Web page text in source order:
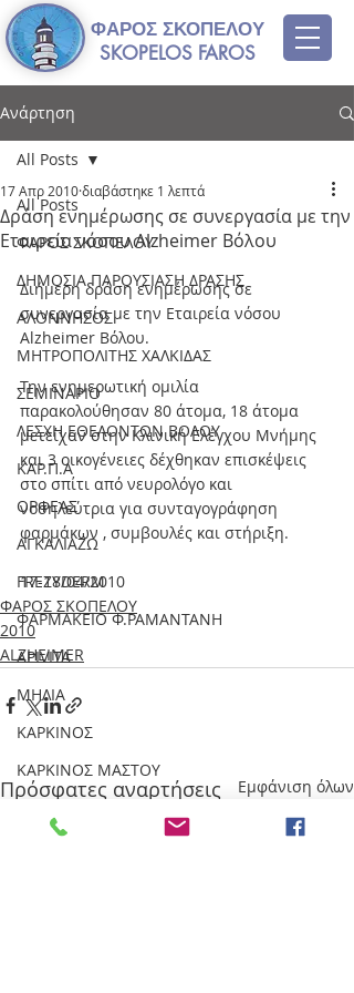
ΦΑΡΟΣ ΣΚΟΠΕΛΟΥ
SKOPELOS FAROS
Ανάρτηση
All Posts
ΦΑΡΟΣ ΣΚΟΠΕΛΟΥ
ΔΗΜΟΣΙΑ ΠΑΡΟΥΣΙΑΣΗ ΔΡΑΣΗΣ
ΑΛΟΝΝΗΣΟΣ
ΜΗΤΡΟΠΟΛΙΤΗΣ ΧΑΛΚΙΔΑΣ
ΣΕΜΙΝΑΡΙΟ
ΛΕΣΧΗ ΕΘΕΛΟΝΤΩΝ ΒΟΛΟΥ
ΚΑΡ.Π.Α
ΟΡΦΕΑΣ
ΑΓΚΑΛΙΑΖΩ
FREZYDERM
ΦΑΡΜΑΚΕΙΟ Φ.ΡΑΜΑΝΤΑΝΗ
APIVITA
ΜΗΛΙΑ
ΚΑΡΚΙΝΟΣ
ΚΑΡΚΙΝΟΣ ΜΑΣΤΟΥ
All Posts
Δράση ενημέρωσης σε συνεργασία με την
Εταιρεία νόσου Alzheimer Βόλου
17 Απρ 2010διαβάστηκε 1 λεπτά
Διήμερη δράση ενημέρωσης σε
συνεργασία με την Εταιρεία νόσου
Alzheimer Βόλου.
Την ενημερωτική ομιλία
παρακολούθησαν 80 άτομα, 18 άτομα
μετείχαν στην Κλινική Ελέγχου Μνήμης
και 3 οικογένειες δέχθηκαν επισκέψεις
στο σπίτι από νευρολόγο και
νοσηλεύτρια για συνταγογράφηση
φαρμάκων , συμβουλές και στήριξη.
17-18/04/2010
ΦΑΡΟΣ ΣΚΟΠΕΛΟΥ
2010
ALZHEIMER
Πρόσφατες αναρτήσεις Εμφάνιση όλων